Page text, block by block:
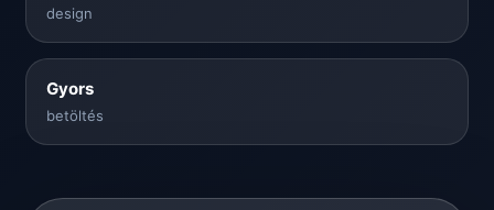
design
Gyors
betöltés